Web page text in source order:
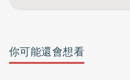
你可能還會想看